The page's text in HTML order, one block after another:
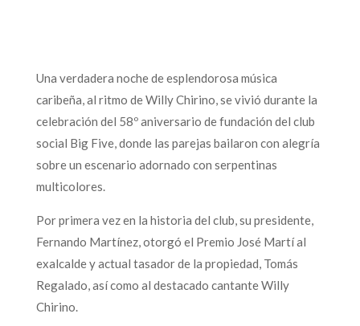
Una verdadera noche de esplendorosa música
caribeña, al ritmo de Willy Chirino, se vivió durante la
celebración del 58º aniversario de fundación del club
social Big Five, donde las parejas bailaron con alegría
sobre un escenario adornado con serpentinas
multicolores.
Por primera vez en la historia del club, su presidente,
Fernando Martínez, otorgó el Premio José Martí al
exalcalde y actual tasador de la propiedad, Tomás
Regalado, así como al destacado cantante Willy
Chirino.